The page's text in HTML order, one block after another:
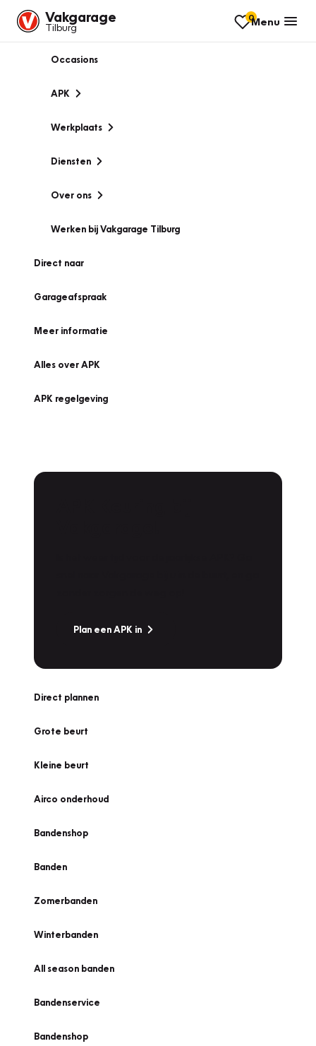
Vakgarage
Tilburg
0Menu
Occasions
APK
Werkplaats
Diensten
Over ons
Werken bij Vakgarage Tilburg
Direct naar
Garageafspraak
Meer informatie
Alles over APK
APK regelgeving
Plan een APK in
Direct plannen
Grote beurt
Kleine beurt
Airco onderhoud
Bandenshop
Banden
Zomerbanden
Winterbanden
All season banden
Bandenservice
Bandenshop